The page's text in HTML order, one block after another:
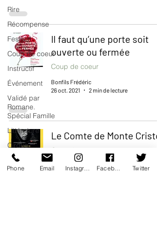
Rire
Récompense
Festival
Coup de coeur
Instructif
Événement
Validé par
Romane.
Spécial Famille
Littérature
Cirque
Interview
Il faut qu’une porte soit
ouverte ou fermée
Coup de coeur
Bonfils Frédéric
26 oct. 2021
2 min de lecture
Le Comte de Monte Cristo
Coup de coeur
Bonfils Frédéric
26 oct. 2021
Phone Email Twitter